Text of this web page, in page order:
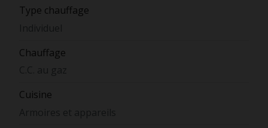
Type chauffage
Chauffage
Cuisine